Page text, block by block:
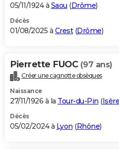
GUIDES D'ACHAT
BONS PLANS
Carte de Noël
Carte Bonne année
Carte Saint-Valentin
Carte Pâques
Carte d'anniversaire
DICTIONNAIRE
Dictionnaire
Biographies
Citations
Expressions
Proverbes
PROGRAMME TV
S'inscrire
Se connecter
Lycées
Collèges
Primaires
Universités
Entreprises
Service militaire
Avis de recherche
AVIS DE DÉCÈS
05/11/1924 à Saou (Drôme)
Décès
01/08/2025 à Crest(Drôme)
Pierrette FUOC (97 ans)
Créer une cagnotte obsèques
Naissance
27/11/1926 à la Tour-du-Pin (Isère
Décès
05/02/2024 à Lyon (Rhône)